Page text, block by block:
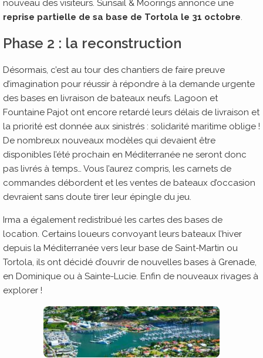
nouveau des visiteurs. Sunsail & Moorings annonce une
reprise partielle de sa base de Tortola le 31 octobre
Phase 2 : la reconstruction
Désormais, c’est au tour des chantiers de faire preuve
d’imagination pour réussir à répondre à la demande urgente
des bases en livraison de bateaux neufs. Lagoon et
Fountaine Pajot ont encore retardé leurs délais de livraison et
la priorité est donnée aux sinistrés : solidarité maritime oblige !
De nombreux nouveaux modèles qui devaient être
disponibles l’été prochain en Méditerranée ne seront donc
pas livrés à temps… Vous l’aurez compris, les carnets de
commandes débordent et les ventes de bateaux d’occasion
devraient sans doute tirer leur épingle du jeu.
Irma a également redistribué les cartes des bases de
location. Certains loueurs convoyant leurs bateaux l’hiver
depuis la Méditerranée vers leur base de Saint-Martin ou
Tortola, ils ont décidé d’ouvrir de nouvelles bases à Grenade,
en Dominique ou à Sainte-Lucie. Enfin de nouveaux rivages à
explorer !